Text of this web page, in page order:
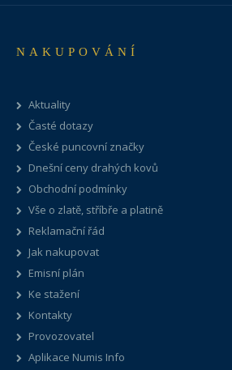
NAKUPOVÁNÍ
Aktuality
Časté dotazy
České puncovní značky
Dnešní ceny drahých kovů
Obchodní podmínky
Vše o zlatě, stříbře a platině
Reklamační řád
Jak nakupovat
Emisní plán
Ke stažení
Kontakty
Provozovatel
Aplikace Numis Info